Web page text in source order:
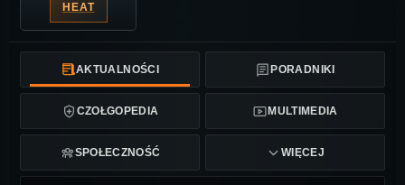
HEAT
AKTUALNOŚCI PORADNIKI
CZOŁGOPEDIA MULTIMEDIA
SPOŁECZNOŚĆ WIĘCEJ